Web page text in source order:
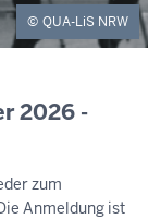
QUA-LiS NRW
2026 -
zum
Anmeldung ist